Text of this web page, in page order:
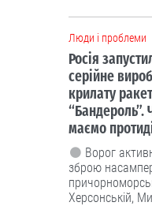
Люди і проблеми
Росія
серійне
крилату
“Бандероль”.
маємо
Ворог
зброю
Херсонській,